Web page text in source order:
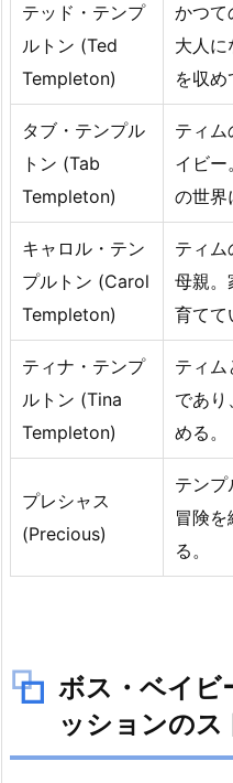
リ
ー・
ミ
ッ
シ
ョ
ン
の
登
場
人
物
6.
ボ
ス・
ベ
ビ
ー
フ
ー・
テッド・テンプ
ルトン (Ted
Templeton)
かつて
大人に
を収め
タブ・テンプル
トン (Tab
Templeton)
ティ
イビー
の世界
キャロル・テン
プルトン (Carol
Templeton)
ティ
母親。
育てて
ティナ・テンプ
ルトン (Tina
Templeton)
ティ
であり
める。
プレシャス
(Precious)
テンプ
冒険
る。
ボス・ベイ
ッションのス